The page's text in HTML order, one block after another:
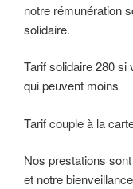
notre rémunération
solidaire.
Tarif solidaire 280
qui peuvent moins
Tarif couple à la
Nos prestations
et notre